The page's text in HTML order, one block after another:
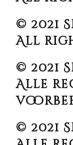
© 2021
All
© 2021
Alle
© 2021